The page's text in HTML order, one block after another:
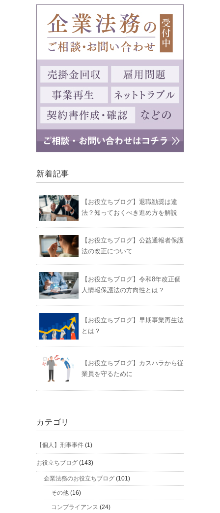
新着記事
【お役立ちブログ】退職勧奨は違
法？知っておくべき進め方を解説
【お役立ちブログ】公益通報者保護
法の改正について
【お役立ちブログ】令和8年改正個
人情報保護法の方向性とは？
【お役立ちブログ】早期事業再生法
とは？
【お役立ちブログ】カスハラから従
業員を守るために
カテゴリ
【個人】刑事事件 (1)
お役立ちブログ (143)
企業法務のお役立ちブログ (101)
その他 (16)
コンプライアンス (24)